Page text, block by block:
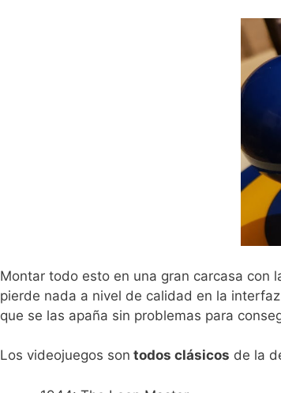
Montar todo esto en una gran carcasa con
pierde nada a nivel de calidad en la
que se las apaña sin problemas para
Los videojuegos son todos clásicos de la